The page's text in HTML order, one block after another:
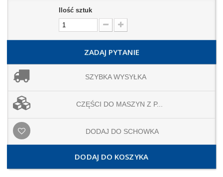
Ilość sztuk
ZADAJ PYTANIE
SZYBKA WYSYŁKA
CZĘŚCI DO MASZYN Z P...
DODAJ DO SCHOWKA
DODAJ DO KOSZYKA